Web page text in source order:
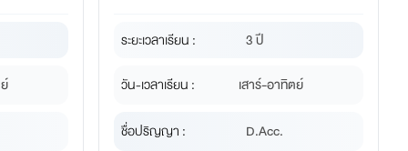
ปัญหาและการพัฒนาองค์กรอย่างยั่งยืน โดยยึดมั่น
วิชาชีพบัญชี
ระยะเวลาเรียน : 3 ปี
วัน-เวลาเรียน : เสาร์-อาทิตย์
ชื่อปริญญา : D.Acc.